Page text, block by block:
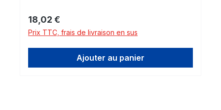
Prix régulier :
18,02 €
Prix TTC, frais de livraison en sus
Ajouter au panier